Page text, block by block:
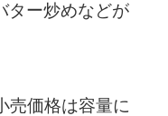
ター炒めなどが
売価格は容量に